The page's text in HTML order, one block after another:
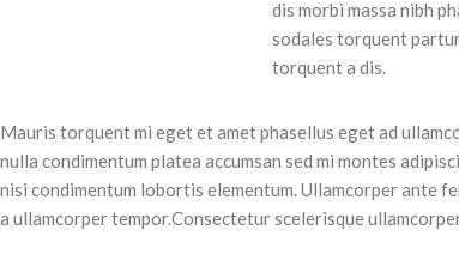
dis morbi massa nibh
sodales torquent
torquent a dis.
Mauris torquent mi eget et amet phasellus eget ad
nulla condimentum platea accumsan sed mi montes
nisi condimentum lobortis elementum. Ullamcorper ante
a ullamcorper tempor.Consectetur scelerisque